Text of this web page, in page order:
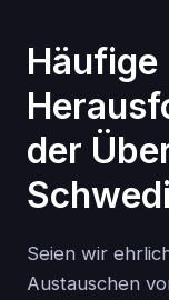
Häufige
der
Seien wir
Austauschen